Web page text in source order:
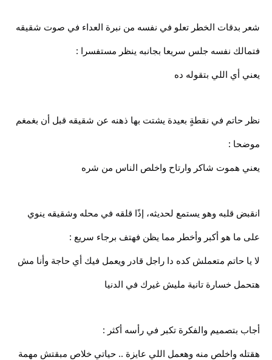
شعر بدقات الخطر تعلو في نفسه من نبرة العداء في صوت شقيقه
فتمالك نفسه جلس سريعا بجانبه ينظر مستفسرا :
يعني أي اللي بتقوله ده
نظر حاتم في نقطةٍ بعيدة يشتت بها ذهنه عن شقيقه قبل أن بغمغم
موضحا :
يعني هموت شاكر وارتاح واخلص الناس من شره
انقبض قلبه وهو يستمع لحديثه، إذًا قلقه في محله وشقيقه ينوي
على ما هو أكبر وأخطر مما يظن فهتف برجاء سريع :
لا يا حاتم متعملش كده دا راجل قادر ويعمل فيك أي حاجة وأنا مش
هتحمل خسارة تانية مليش غيرك في الدنيا
أجاب بتصميم والفكرة تكبر في رأسه أكثر :
هقتله واخلص منه وهعمل اللي عايزة .. حياتي خلاص مبقتش مهمة